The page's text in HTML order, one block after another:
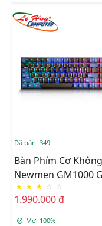
Đã bán: 349
Bàn Phím Cơ
Newmen GM1000
Led RGB Dual Mode
(Yellow/Silverry
★ ★ ★ ☆ ☆
1.990.000 đ
Mới 100%